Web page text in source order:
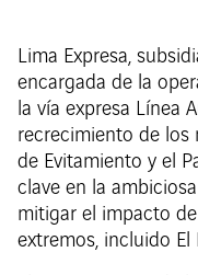
Lima Expresa,
encargada de la
la vía expresa Línea
recrecimiento de los
de Evitamiento y el
clave en la
mitigar el impacto
extremos, incluido El